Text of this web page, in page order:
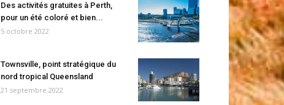
Des activités gratuites à Perth,
pour un été coloré et bien...
5 octobre 2022
Townsville, point stratégique du
nord tropical Queensland
21 septembre 2022